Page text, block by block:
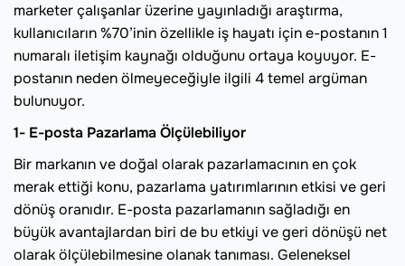
marketer çalışanlar üzerine yayınladığı araştırma,
kullanıcıların %70’inin özellikle iş hayatı için e-postanın 1
numaralı iletişim kaynağı olduğunu ortaya koyuyor. E-
postanın neden ölmeyeceğiyle ilgili 4 temel argüman
bulunuyor.
1- E-posta Pazarlama Ölçülebiliyor
Bir markanın ve doğal olarak pazarlamacının en çok
merak ettiği konu, pazarlama yatırımlarının etkisi ve geri
dönüş oranıdır. E-posta pazarlamanın sağladığı en
büyük avantajlardan biri de bu etkiyi ve geri dönüşü net
olarak ölçülebilmesine olanak tanıması. Geleneksel